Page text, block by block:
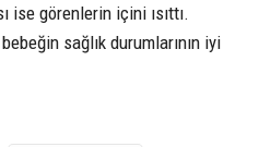
ise görenlerin içini ısıttı.
sağlık durumlarının iyi